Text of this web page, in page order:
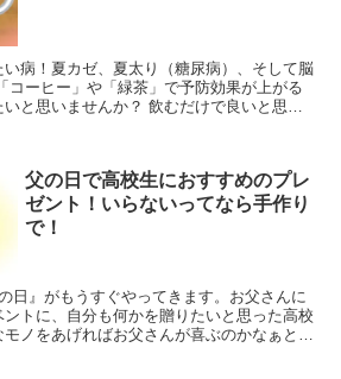
病！夏カゼ、夏太り（糖尿病）、そして脳
コーヒー」や「緑茶」で予防効果が上がる
と思いませんか？ 飲むだけで良いと思っ
父の日で高校生におすすめのプレ
ゼント！いらないってなら手作り
で！
日』がもうすぐやってきます。お父さんに
トに、自分も何かを贈りたいと思った高校
ノをあげればお父さんが喜ぶのかなぁと他